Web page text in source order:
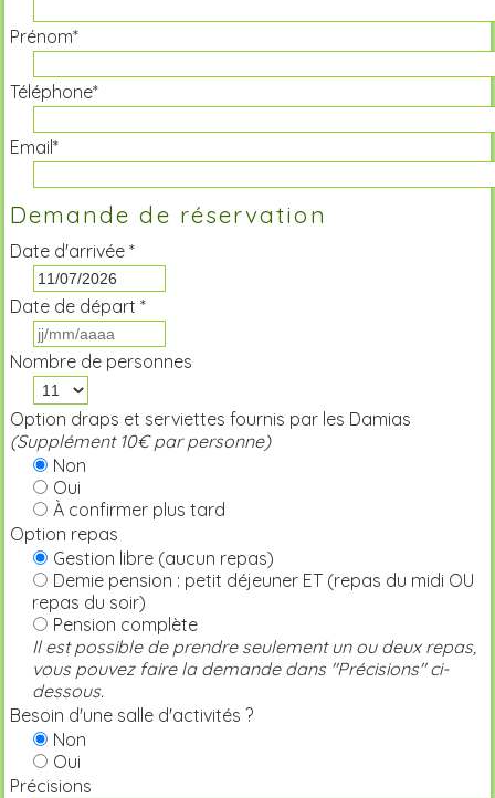
Prénom*
Téléphone*
Email*
Demande de réservation
Date d'arrivée *
Date de départ *
Nombre de personnes
Option draps et serviettes fournis par les Damias
(Supplément 10€ par personne)
Non
Oui
À confirmer plus tard
Option repas
Gestion libre (aucun repas)
Demie pension : petit déjeuner ET (repas du midi OU
repas du soir)
Pension complète
Il est possible de prendre seulement un ou deux repas,
vous pouvez faire la demande dans "Précisions" ci-
dessous.
Besoin d'une salle d'activités ?
Non
Oui
Précisions